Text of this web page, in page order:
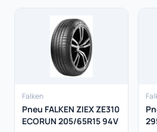
Falken
Pneu FALKEN ZIEX ZE310
ECORUN 205/65R15 94V